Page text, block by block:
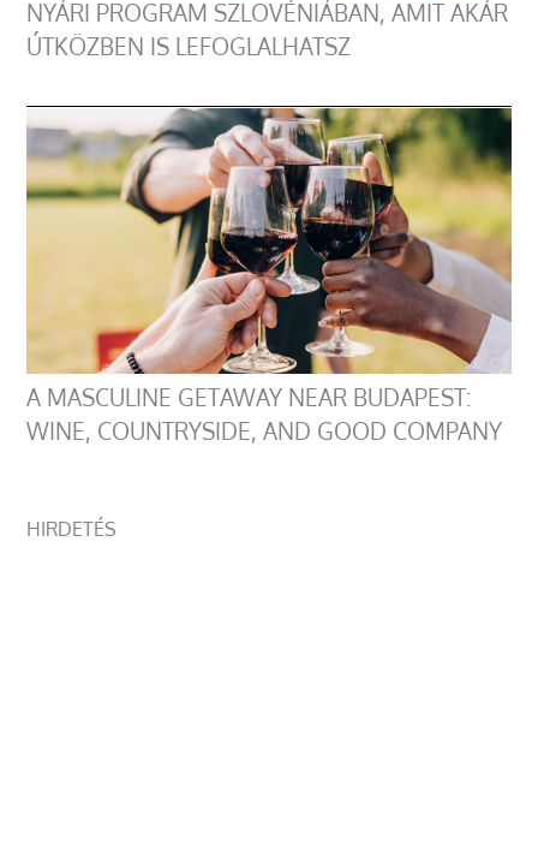
NYÁRI PROGRAM SZLOVÉNIÁBAN, AMIT AKÁR
ÚTKÖZBEN IS LEFOGLALHATSZ
A MASCULINE GETAWAY NEAR BUDAPEST:
WINE, COUNTRYSIDE, AND GOOD COMPANY
HIRDETÉS